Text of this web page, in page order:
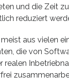
und die Zeit
reduziert
aus vielen
die von
realen